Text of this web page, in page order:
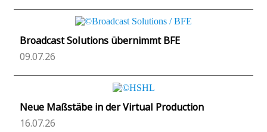
Broadcast Solutions übernimmt BFE
09.07.26
Neue Maßstäbe in der Virtual Production
16.07.26